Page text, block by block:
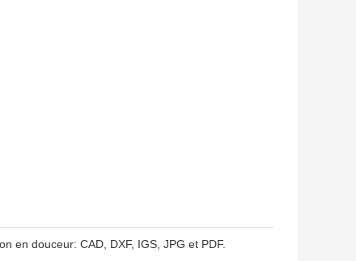
en douceur: CAD, DXF, IGS, JPG et PDF.